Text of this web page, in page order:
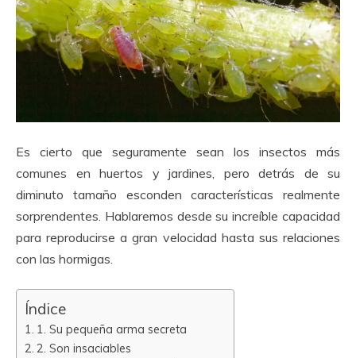
Es cierto que seguramente sean los insectos más
comunes en huertos y jardines, pero detrás de su
diminuto tamaño esconden características realmente
sorprendentes. Hablaremos desde su increíble capacidad
para reproducirse a gran velocidad hasta sus relaciones
con las hormigas.
Índice
1. Su pequeña arma secreta
2. Son insaciables